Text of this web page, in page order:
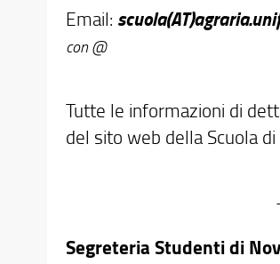
Email:
con @
Tutte le informazioni di
del sito web della Scuola di
Segreteria Studenti di